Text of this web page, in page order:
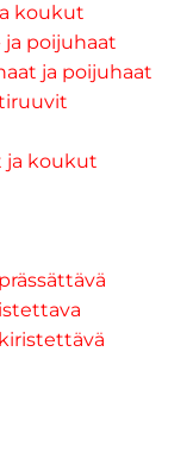
koukut
ja poijuhaat
ja poijuhaat
ja koukut